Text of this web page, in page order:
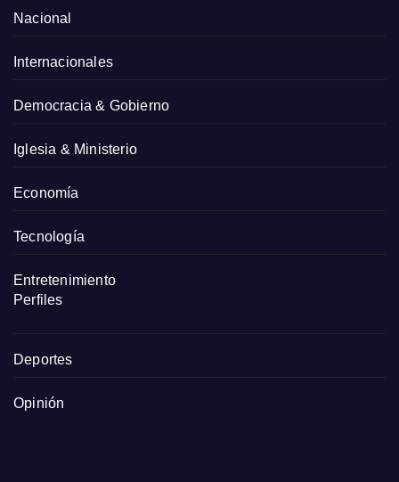
Nacional
Internacionales
Democracia & Gobierno
Iglesia & Ministerio
Economía
Tecnología
Entretenimiento
Perfiles
Deportes
Opinión